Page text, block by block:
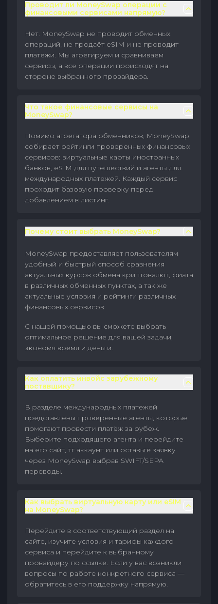
Проводит ли MoneySwap операции с
финансовыми сервисами напрямую?
Нет. MoneySwap не проводит обменных
операций, не продаёт eSIM и не проводит
платежи. Мы агрегируем и сравниваем
сервисы, а все операции происходят на
стороне выбранного провайдера.
Что такое финансовые сервисы на
MoneySwap?
Помимо агрегатора обменников, MoneySwap
собирает рейтинги проверенных финансовых
сервисов: виртуальные карты иностранных
банков, eSIM для путешествий и агенты для
международных платежей. Каждый сервис
проходит базовую проверку перед
добавлением в листинг.
Почему стоит выбрать MoneySwap?
MoneySwap предоставляет пользователям
удобный и быстрый способ сравнения
актуальных курсов обмена криптовалют, фиата
в различных обменных пунктах, а так же
актуальные условия и рейтинги различных
финансовых сервисов.
С нашей помощью вы сможете выбрать
оптимальное решение для вашей задачи,
экономя время и деньги.
Как оплатить инвойс зарубежному
поставщику?
В разделе международных платежей
представлены проверенные агенты, которые
помогают провести платёж за рубеж.
Выберите подходящего агента и перейдите
на его сайт, тг аккаунт или оставьте заявку
через MoneySwap выбрав SWIFT/SEPA
переводы.
Как выбрать виртуальную карту или eSIM
на MoneySwap?
Перейдите в соответствующий раздел на
сайте, изучите условия и тарифы каждого
сервиса и перейдите к выбранному
провайдеру по ссылке. Если у вас возникли
вопросы по работе конкретного сервиса —
обратитесь в его поддержку напрямую.